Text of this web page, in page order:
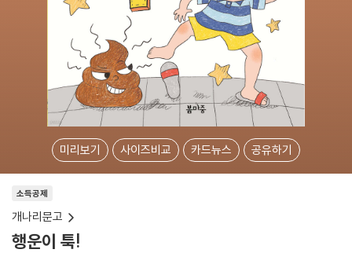
미리보기 사이즈비교 카드뉴스 공유하기
소득공제
개나리문고
행운이 툭!